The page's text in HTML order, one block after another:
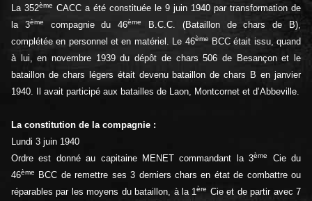
La 352ème CACC a été constituée le 9 juin 1940 par transformation de
la 3ème compagnie du 46ème
B.C.C. (Bataillon de chars de B),
complétée en personnel et en matériel. Le 46ème
BCC était issu, quand
à lui, en novembre 1939 du dépôt de chars 506 de Besançon et le
bataillon de chars légers était devenu bataillon de chars B en janvier
1940. Il avait participé aux batailles de Laon, Montcornet et d’Abbeville.
La constitution de la compagnie :
Lundi 3 juin 1940
Ordre est donné au capitaine MENET commandant la 3ème
Cie du
46ème
BCC de remettre ses 3 derniers chars en état de combattre ou
réparables par les moyens du bataillon, à la 1ère Cie et de partir avec 7